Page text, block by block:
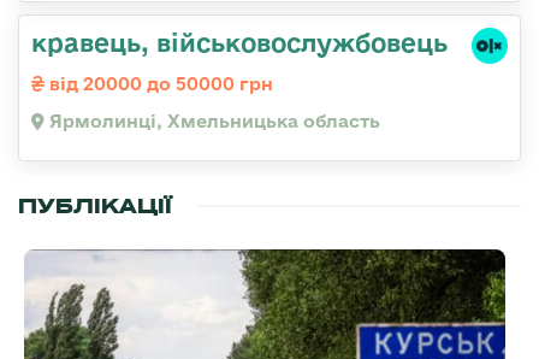
кравець, військовослужбовець
від 20000 до 50000 грн
Ярмолинці, Хмельницька область
ПУБЛІКАЦІЇ